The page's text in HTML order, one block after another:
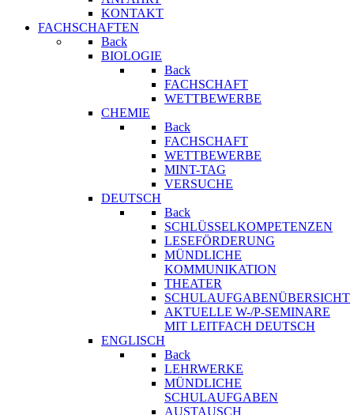
KONTAKT
FACHSCHAFTEN
Back
BIOLOGIE
Back
FACHSCHAFT
WETTBEWERBE
CHEMIE
Back
FACHSCHAFT
WETTBEWERBE
MINT-TAG
VERSUCHE
DEUTSCH
Back
SCHLÜSSELKOMPETENZEN
LESEFÖRDERUNG
MÜNDLICHE
KOMMUNIKATION
THEATER
SCHULAUFGABENÜBERSICHT
AKTUELLE W-/P-SEMINARE
MIT LEITFACH DEUTSCH
ENGLISCH
Back
LEHRWERKE
MÜNDLICHE
SCHULAUFGABEN
AUSTAUSCH